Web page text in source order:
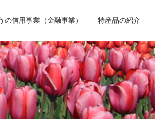
の信用事業（金融事業） 特産品の紹介